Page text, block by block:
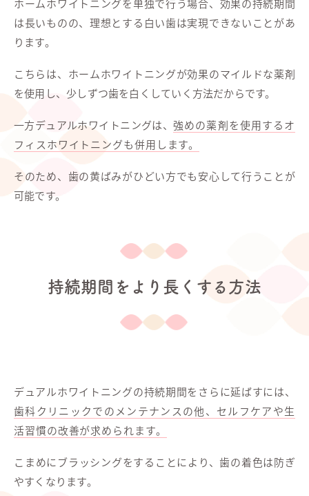
ホームホワイトニングを単独で行う場合、効果の持続期間
は長いものの、理想とする白い歯は実現できないことがあ
ります。
こちらは、ホームホワイトニングが効果のマイルドな薬剤
を使用し、少しずつ歯を白くしていく方法だからです。
一方デュアルホワイトニングは、強めの薬剤を使用するオ
フィスホワイトニングも併用します。
そのため、歯の黄ばみがひどい方でも安心して行うことが
可能です。
持続期間をより長くする方法
デュアルホワイトニングの持続期間をさらに延ばすには、
歯科クリニックでのメンテナンスの他、セルフケアや生
活習慣の改善が求められます。
こまめにブラッシングをすることにより、歯の着色は防ぎ
やすくなります。